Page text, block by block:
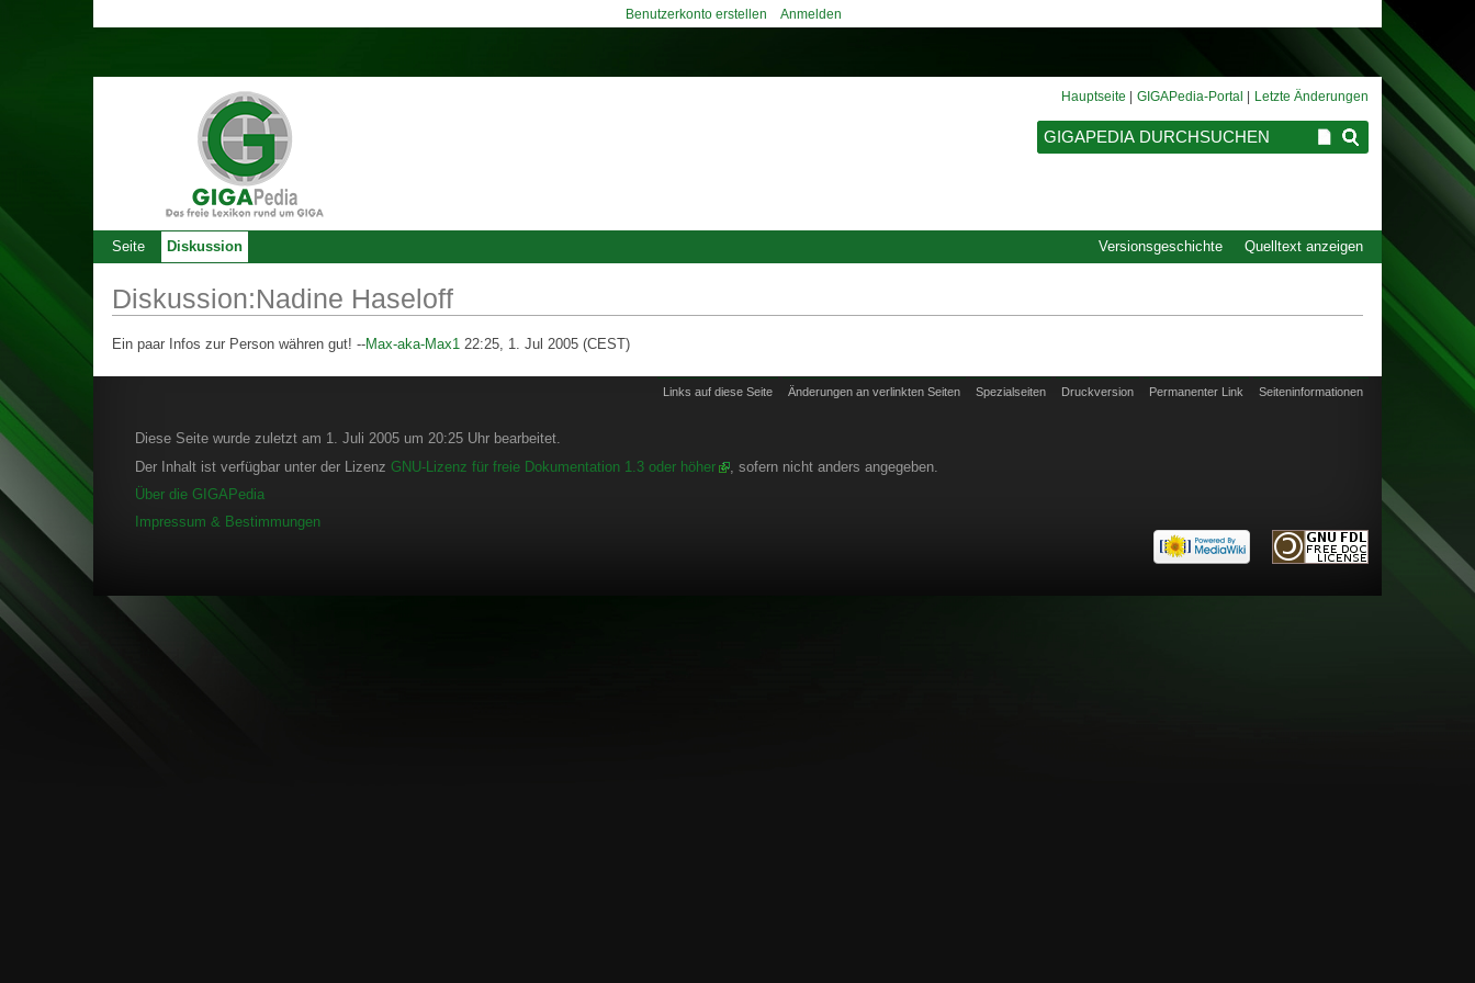
Diskussion:Nadine Haseloff
Ein paar Infos zur Person währen gut! --Max-aka-Max1 22:25, 1. Jul 2005 (CEST)
Seite Diskussion Quelltext anzeigen
Versionsgeschichte
Benutzerkonto erstellen Anmelden
Hauptseite GIGAPedia-Portal Letzte Änderungen
Links auf diese Seite Änderungen an verlinkten Seiten Spezialseiten Druckversion Permanenter Link Seiten­informationen
Diese Seite wurde zuletzt am 1. Juli 2005 um 20:25 Uhr bearbeitet.
Der Inhalt ist verfügbar unter der Lizenz GNU-Lizenz für freie Dokumentation 1.3 oder höher
, sofern nicht anders angegeben.
Über die GIGAPedia
Impressum & Bestimmungen